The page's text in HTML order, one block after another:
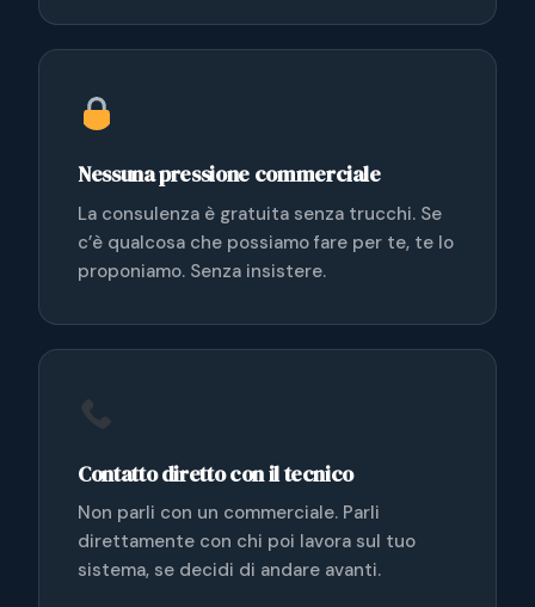
Nessuna pressione commerciale
La consulenza è gratuita senza trucchi. Se
c’è qualcosa che possiamo fare per te, te lo
proponiamo. Senza insistere.
Contatto diretto con il tecnico
Non parli con un commerciale. Parli
direttamente con chi poi lavora sul tuo
sistema, se decidi di andare avanti.